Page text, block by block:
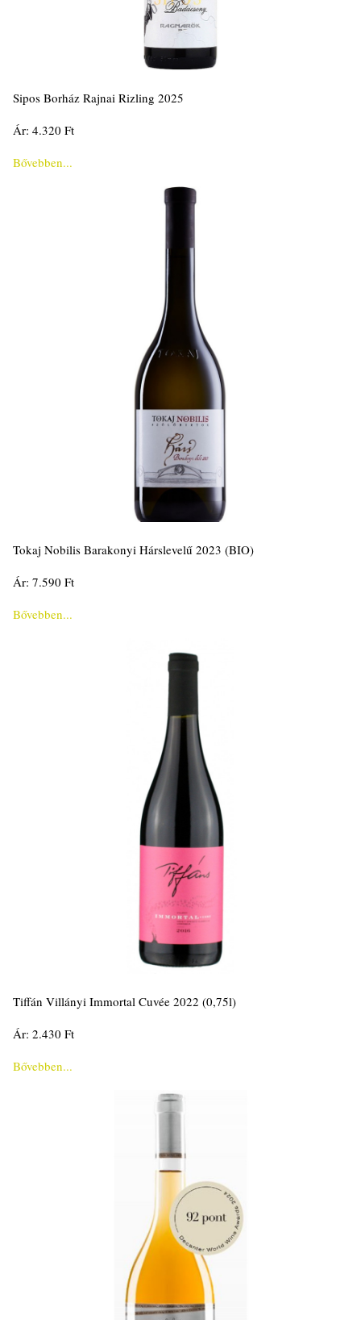
Sipos Borház Rajnai Rizling 2025
Ár: 4.320 Ft
Bővebben...
Tokaj Nobilis Barakonyi Hárslevelű 2023 (BIO)
Ár: 7.590 Ft
Bővebben...
Tiffán Villányi Immortal Cuvée 2022 (0,75l)
Ár: 2.430 Ft
Bővebben...